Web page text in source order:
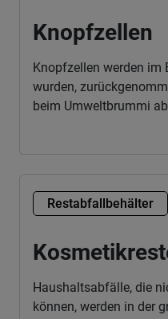
Knopfzellen
Knopfzellen werden im
wurden,
beim Umweltbrummi
Restabfallbehälter
Haushaltsabfälle, die
können, werden in der